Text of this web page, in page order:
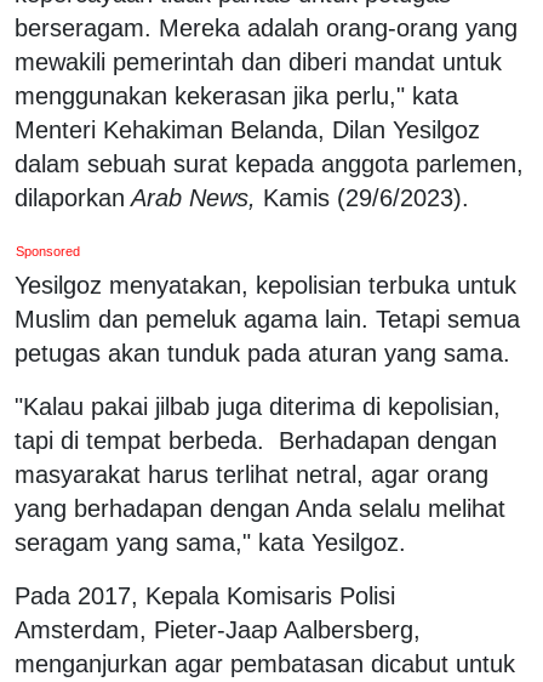
berseragam. Mereka adalah orang-orang yang
mewakili pemerintah dan diberi mandat untuk
menggunakan kekerasan jika perlu," kata
Menteri Kehakiman Belanda, Dilan Yesilgoz
dalam sebuah surat kepada anggota parlemen,
dilaporkan Arab News, Kamis (29/6/2023).
Sponsored
Yesilgoz menyatakan, kepolisian terbuka untuk
Muslim dan pemeluk agama lain. Tetapi semua
petugas akan tunduk pada aturan yang sama.
"Kalau pakai jilbab juga diterima di kepolisian,
tapi di tempat berbeda. Berhadapan dengan
masyarakat harus terlihat netral, agar orang
yang berhadapan dengan Anda selalu melihat
seragam yang sama," kata Yesilgoz.
Pada 2017, Kepala Komisaris Polisi
Amsterdam, Pieter-Jaap Aalbersberg,
menganjurkan agar pembatasan dicabut untuk